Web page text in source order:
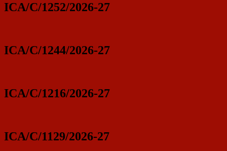
ICA/C/1252/2026-27
ICA/C/1244/2026-27
ICA/C/1216/2026-27
ICA/C/1129/2026-27